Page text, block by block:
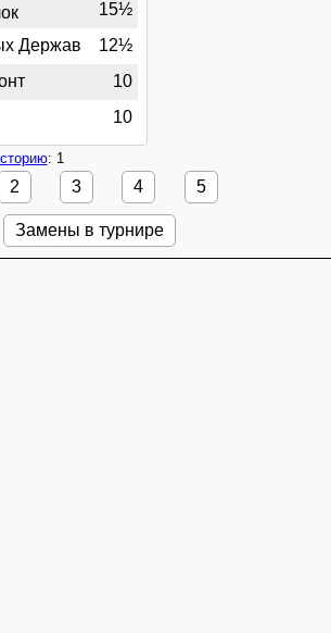
15½
Держав 12½
10
10
: 1
2 3 4 5
Замены в турнире